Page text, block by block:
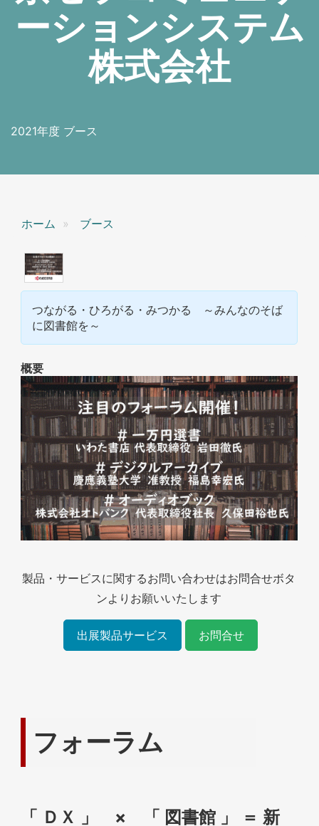
ーションシステム
株式会社
2021年度 ブース
ホーム ブース
つながる・ひろがる・みつかる ～みんなのそば
に図書館を～
概要
製品・サービスに関するお問い合わせはお問合せボタ
ンよりお願いいたします
出展製品サービス お問合せ
フォーラム
「 ＤＸ 」 × 「 図書館 」 ＝ 新